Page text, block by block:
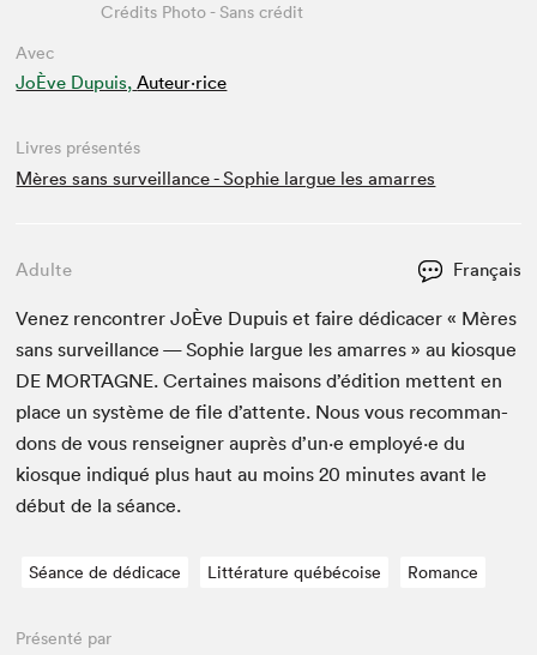
Avec
JoÈve Dupuis, Auteur·rice
Crédits Photo - Sans crédit
Livres présentés
Mères sans surveillance - Sophie largue les amarres
Adulte Français
Venez ren­con­tr­er JoÈve Dupuis et faire dédi­cac­er « Mères
sans sur­veil­lance — Sophie largue les amar­res » au kiosque
DE MORTAGNE. Cer­taines maisons d’édi­tion met­tent en
place un sys­tème de file d’at­tente. Nous vous recom­man­
dons de vous ren­seign­er auprès d’un·e employé·e du
kiosque indiqué plus haut au moins20 min­utes avant le
début de la séance.
Séance de dédicace Littérature québécoise Romance
Présenté par